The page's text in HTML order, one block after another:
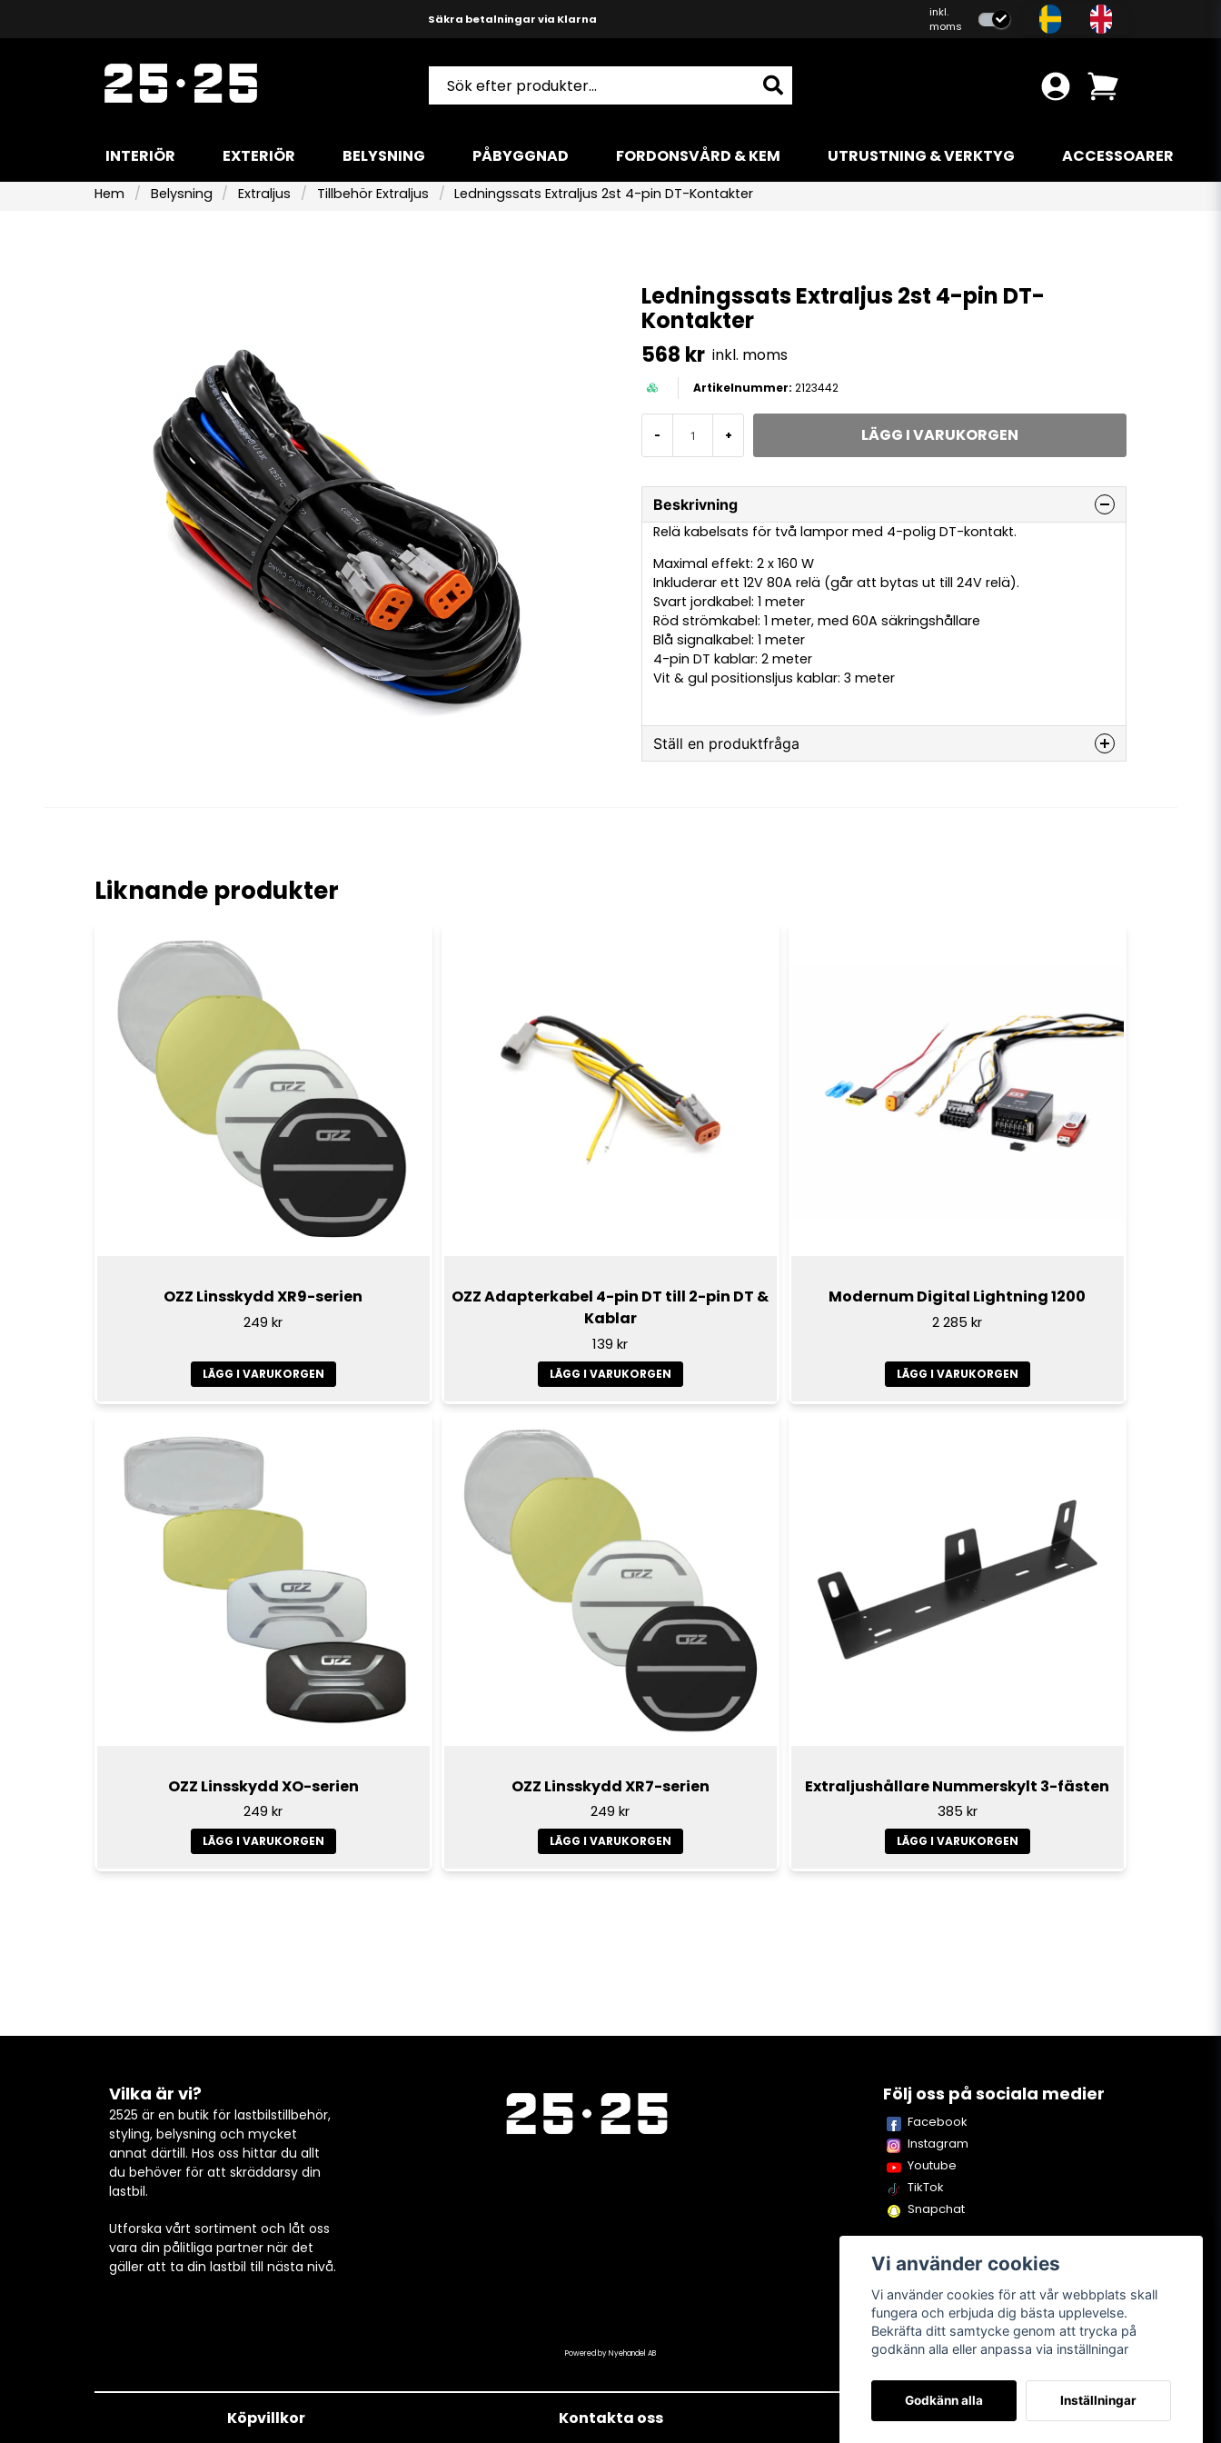
Snabba leveranser med DHL
Produktkunnig och hjälpsam support
inkl.
moms
INTERIÖR EXTERIÖR BELYSNING PÅBYGGNAD FORDONSVÅRD & KEM UTRUSTNING & VERKTYG ACCESSOARER
Hem Belysning Extraljus Tillbehör Extraljus Ledningssats Extraljus 2st 4-pin DT-Kontakter
Ledningssats Extraljus 2st 4-pin DT-
Kontakter
568 kr inkl. moms
2123442
- + LÄGG I VARUKORGEN
Beskrivning
Relä kabelsats för två lampor med 4-polig DT-kontakt.
Maximal effekt: 2 x 160 W
Inkluderar ett 12V 80A relä (går att bytas ut till 24V relä).
Svart jordkabel: 1 meter
Röd strömkabel: 1 meter, med 60A säkringshållare
Blå signalkabel: 1 meter
4-pin DT kablar: 2 meter
Vit & gul positionsljus kablar: 3 meter
Ställ en produktfråga
Liknande produkter
OZZ Linsskydd XR9-serien
249 kr
LÄGG I VARUKORGEN
OZZ Adapterkabel 4-pin DT till 2-pin DT &
Kablar
139 kr
LÄGG I VARUKORGEN
Modernum Digital Lightning 1200
2 285 kr
LÄGG I VARUKORGEN
OZZ Linsskydd XO-serien
249 kr
LÄGG I VARUKORGEN
OZZ Linsskydd XR7-serien
249 kr
LÄGG I VARUKORGEN
Extraljushållare Nummerskylt 3-fästen
385 kr
LÄGG I VARUKORGEN
Vilka är vi?
2525 är en butik för lastbilstillbehör,
styling, belysning och mycket
annat därtill. Hos oss hittar du allt
du behöver för att skräddarsy din
lastbil.
Utforska vårt sortiment och låt oss
vara din pålitliga partner när det
gäller att ta din lastbil till nästa nivå.
Följ oss på sociala medier
Facebook
Instagram
Youtube
TikTok
Snapchat
Powered by Nyehandel AB
Köpvillkor Kontakta oss Om oss
Vi använder cookies
Vi använder cookies för att vår webbplats skall
fungera och erbjuda dig bästa upplevelse.
Bekräfta ditt samtycke genom att trycka på
godkänn alla eller anpassa via inställningar
Godkänn alla Inställningar